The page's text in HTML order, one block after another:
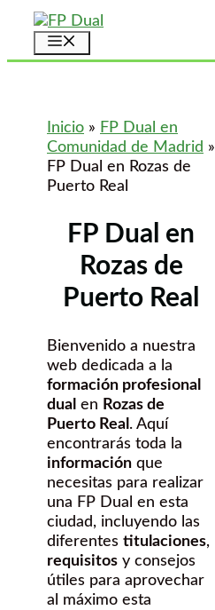
Saltar
contenido
Inicio » FP Dual en
Comunidad de Madrid »
FP Dual en Rozas de
Puerto Real
FP Dual en
Rozas de
Puerto Real
Bienvenido a nuestra
web dedicada a la
formación profesional
dual en Rozas de
Puerto Real . Aquí
encontrarás toda la
información que
necesitas para realizar
una FP Dual en esta
ciudad, incluyendo las
diferentes titulaciones,
requisitos y consejos
útiles para aprovechar
al máximo esta